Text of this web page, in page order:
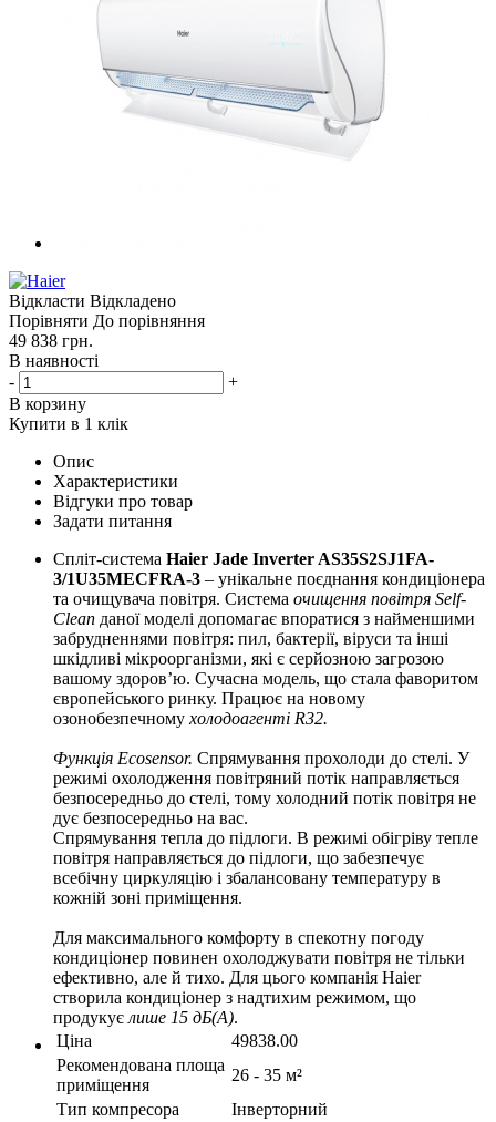
Відкласти Відкладено
Порівняти До порівняння
49 838 грн.
В наявності
-
+
В корзину
Купити в 1 клік
Опис
Характеристики
Відгуки про товар
Задати питання
Спліт-система Haier Jade Inverter AS35S2SJ1FA-
3/1U35MECFRA-3 – унікальне поєднання кондиціонера
та очищувача повітря. Система очищення повітря Self-
Clean даної моделі допомагає впоратися з найменшими
забрудненнями повітря: пил, бактерії, віруси та інші
шкідливі мікроорганізми, які є серйозною загрозою
вашому здоров’ю. Сучасна модель, що стала фаворитом
європейського ринку. Працює на новому
озонобезпечному холодоагенті R32.
Функція Ecosensor. Спрямування прохолоди до стелі. У
режимі охолодження повітряний потік направляється
безпосередньо до стелі, тому холодний потік повітря не
дує безпосередньо на вас.
Спрямування тепла до підлоги. В режимі обігріву тепле
повітря направляється до підлоги, що забезпечує
всебічну циркуляцію і збалансовану температуру в
кожній зоні приміщення.
Для максимального комфорту в спекотну погоду
кондиціонер повинен охолоджувати повітря не тільки
ефективно, але й тихо. Для цього компанія Haier
створила кондиціонер з надтихим режимом, що
продукує лише 15 дБ(A).
Ціна
49838.00
Рекомендована площа
приміщення
26 - 35 м²
Тип компресора
Інверторний